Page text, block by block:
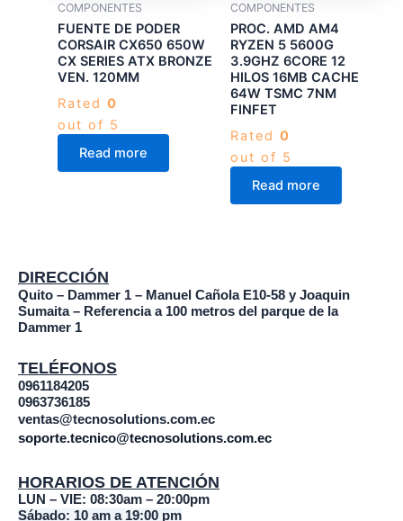
COMPONENTES
FUENTE DE PODER
CORSAIR CX650 650W
CX SERIES ATX BRONZE
VEN. 120MM
Rated 0
out of 5
Read more
COMPONENTES
PROC. AMD AM4
RYZEN 5 5600G
3.9GHZ 6CORE 12
HILOS 16MB CACHE
64W TSMC 7NM
FINFET
Rated 0
out of 5
Read more
DIRECCIÓN
Quito – Dammer 1 – Manuel Cañola E10-58 y Joaquin
Sumaita – Referencia a 100 metros del parque de la
Dammer 1
TELÉFONOS
0961184205
0963736185
ventas@tecnosolutions.com.ec
soporte.tecnico@tecnosolutions.com.ec
HORARIOS DE ATENCIÓN
LUN – VIE: 08:30am – 20:00pm
Sábado: 10 am a 19:00 pm